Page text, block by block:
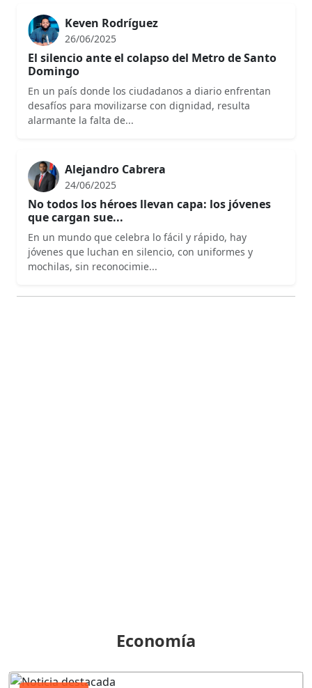
Keven Rodríguez
26/06/2025
El silencio ante el colapso del Metro de Santo
Domingo
En un país donde los ciudadanos a diario enfrentan
desafíos para movilizarse con dignidad, resulta
alarmante la falta de...
Alejandro Cabrera
24/06/2025
No todos los héroes llevan capa: los jóvenes
que cargan sue...
En un mundo que celebra lo fácil y rápido, hay
jóvenes que luchan en silencio, con uniformes y
mochilas, sin reconocimie...
Economía